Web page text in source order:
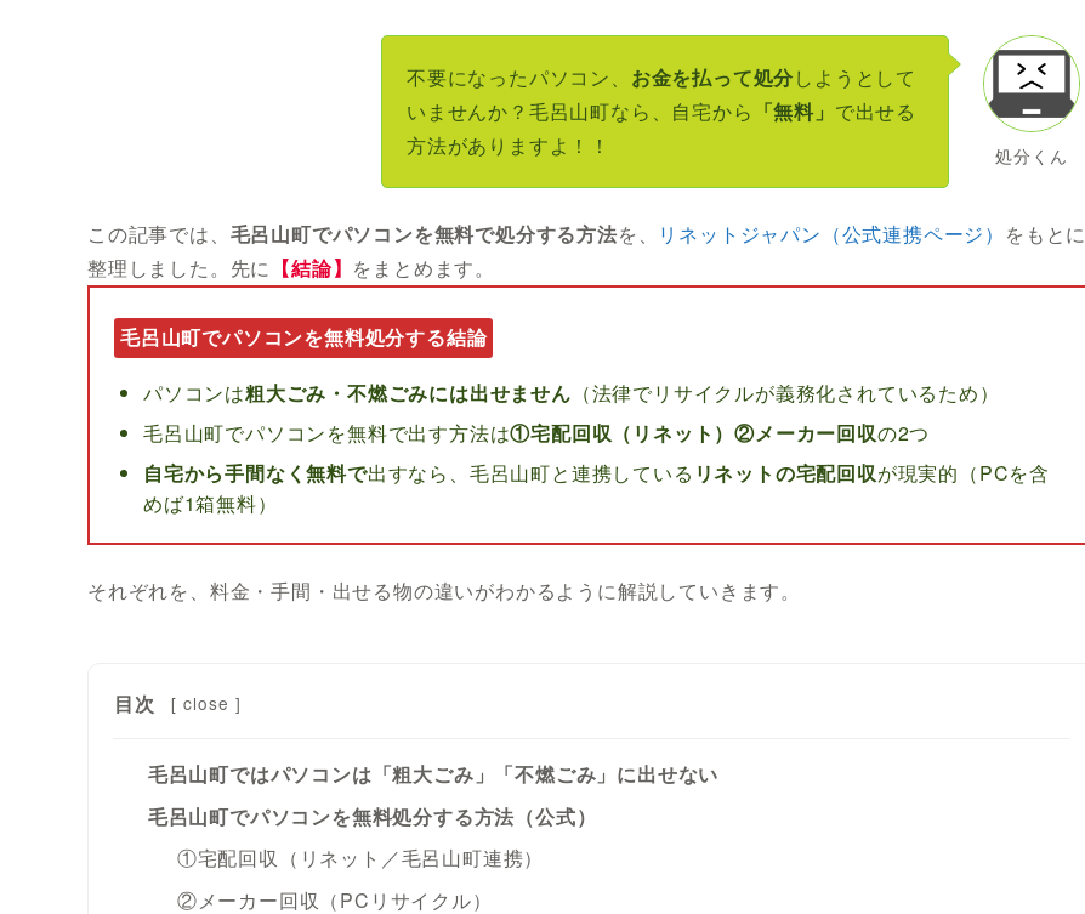
処分くん
不要になったパソコン、 お金を払って処分しようとして
いませんか？毛呂山町なら、自宅から 「無料」 で出せる
方法がありますよ！！
この記事では、 毛呂山町でパソコンを無料で処分する方法を、 リネットジャパン（公式連携ページ） をもとに
整理しました。先に 【結論】 をまとめます。
毛呂山町でパソコンを無料処分する結論
パソコンは粗大ごみ・不燃ごみには出せません （法律でリサイクルが義務化されているため）
毛呂山町でパソコンを無料で出す方法は①宅配回収（リネット）②メーカー回収の2つ
自宅から手間なく無料で出すなら、毛呂山町と連携している リネットの宅配回収が現実的（PCを含
めば1箱無料）
それぞれを、料金・手間・出せる物の違いがわかるように解説していきます。
目次 [ close ]
毛呂山町ではパソコンは「粗大ごみ」「不燃ごみ」に出せない
毛呂山町でパソコンを無料処分する方法（公式）
①宅配回収（リネット／毛呂山町連携）
②メーカー回収（PCリサイクル）